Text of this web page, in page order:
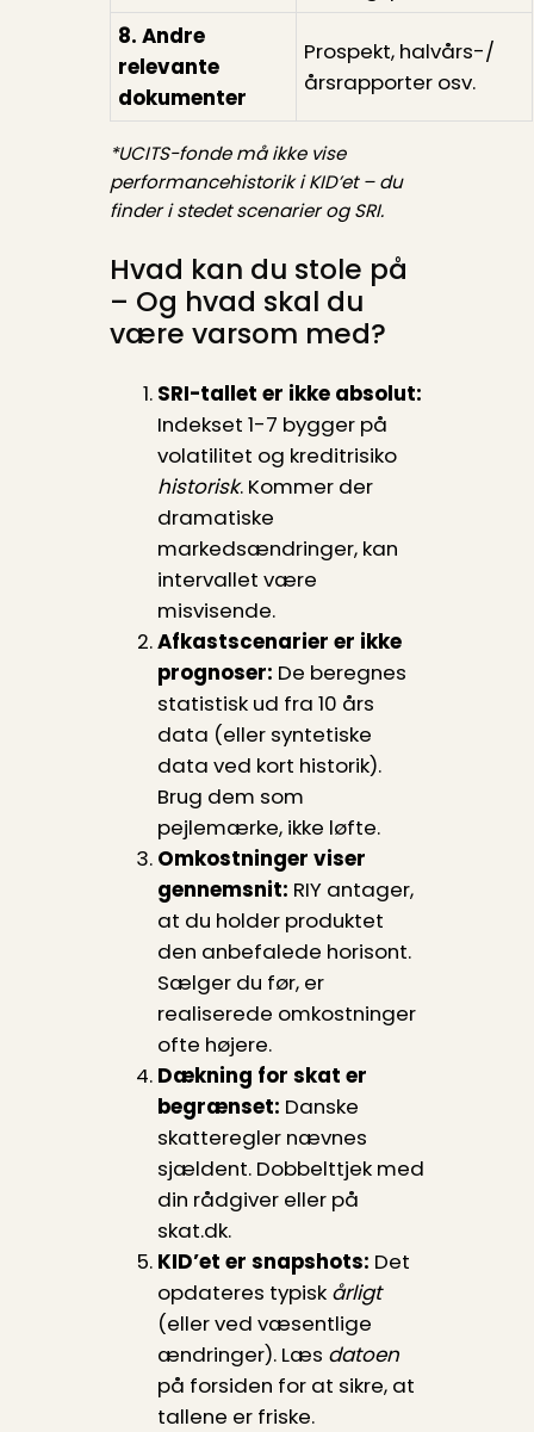
8. Andre
relevante
dokumenter
Prospekt, halvårs-/
årsrapporter osv.
*UCITS-fonde må ikke vise
performancehistorik i KID’et – du
finder i stedet scenarier og SRI.
Hvad kan du stole på
– Og hvad skal du
være varsom med?
SRI-tallet er ikke absolut:
Indekset 1-7 bygger på
volatilitet og kreditrisiko
historisk. Kommer der
dramatiske
markedsændringer, kan
intervallet være
misvisende.
Afkastscenarier er ikke
prognoser: De beregnes
statistisk ud fra 10 års
data (eller syntetiske
data ved kort historik).
Brug dem som
pejlemærke, ikke løfte.
Omkostninger viser
gennemsnit: RIY antager,
at du holder produktet
den anbefalede horisont.
Sælger du før, er
realiserede omkostninger
ofte højere.
Dækning for skat er
begrænset: Danske
skatteregler nævnes
sjældent. Dobbelttjek med
din rådgiver eller på
skat.dk.
KID’et er snapshots: Det
opdateres typisk årligt
(eller ved væsentlige
ændringer). Læs datoen
på forsiden for at sikre, at
tallene er friske.